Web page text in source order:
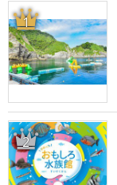
1
2